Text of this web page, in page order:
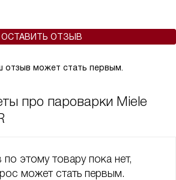
ОСТАВИТЬ ОТЗЫВ
отзыв может стать первым.
про пароварки Miele
этому товару пока нет,
может стать первым.